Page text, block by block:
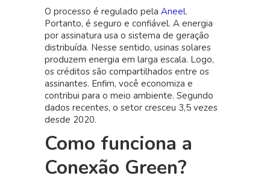
O processo é regulado pela Aneel.
Portanto, é seguro e confiável. A energia
por assinatura usa o sistema de geração
distribuída. Nesse sentido, usinas solares
produzem energia em larga escala. Logo,
os créditos são compartilhados entre os
assinantes. Enfim, você economiza e
contribui para o meio ambiente. Segundo
dados recentes, o setor cresceu 3,5 vezes
desde 2020.
Como funciona a
Conexão Green?